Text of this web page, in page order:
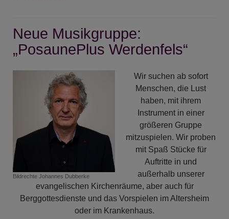
Kreuz
Demokratie...
Neue Musikgruppe:
„PosaunePlus Werdenfels“
Bildrechte Johannes Dubberke
Wir suchen ab sofort
Menschen, die Lust
haben, mit ihrem
Instrument in einer
größeren Gruppe
mitzuspielen. Wir proben
mit Spaß Stücke für
Auftritte in und
außerhalb unserer
evangelischen Kirchenräume, aber auch für
Berggottesdienste und das Vorspielen im Altersheim
oder im Krankenhaus.